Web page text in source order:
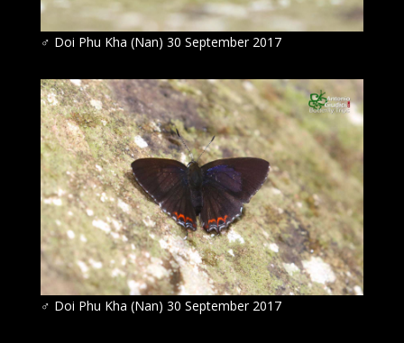
♂ Doi Phu Kha (Nan) 30 September 2017
♂ Doi Phu Kha (Nan) 30 September 2017